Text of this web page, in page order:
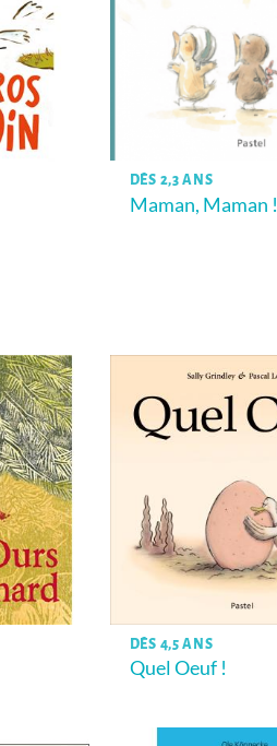
DÈS 2,3 ANS
Maman, Maman !
DÈS 4,5 ANS
Quel Oeuf !